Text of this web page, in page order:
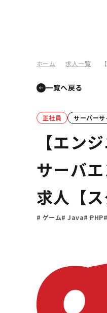
ホーム 求人一覧
一覧へ戻る
正社員 サーバー
【エン
サーバ
求人【ス
ゲーム Java PHP